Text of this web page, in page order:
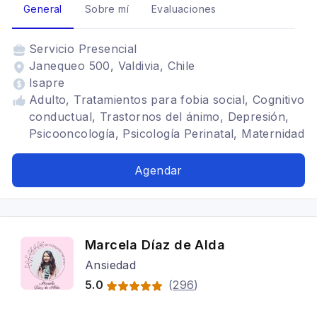
General Sobre mí Evaluaciones
Servicio Presencial
Janequeo 500, Valdivia, Chile
Isapre
Adulto, Tratamientos para fobia social, Cognitivo
conductual, Trastornos del ánimo, Depresión,
Psicooncología, Psicología Perinatal, Maternidad
Agendar
Marcela Díaz de Alda
Ansiedad
5.0
(296)